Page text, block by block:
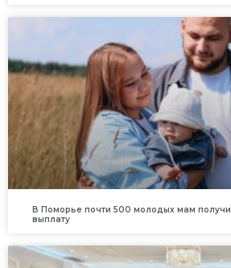
В Поморье почти 500 молодых мам
выплату